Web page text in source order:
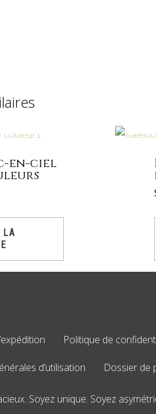
en-ciel
LA
Politique de
d’utilisation Dossier de
Soyez unique. Soyez